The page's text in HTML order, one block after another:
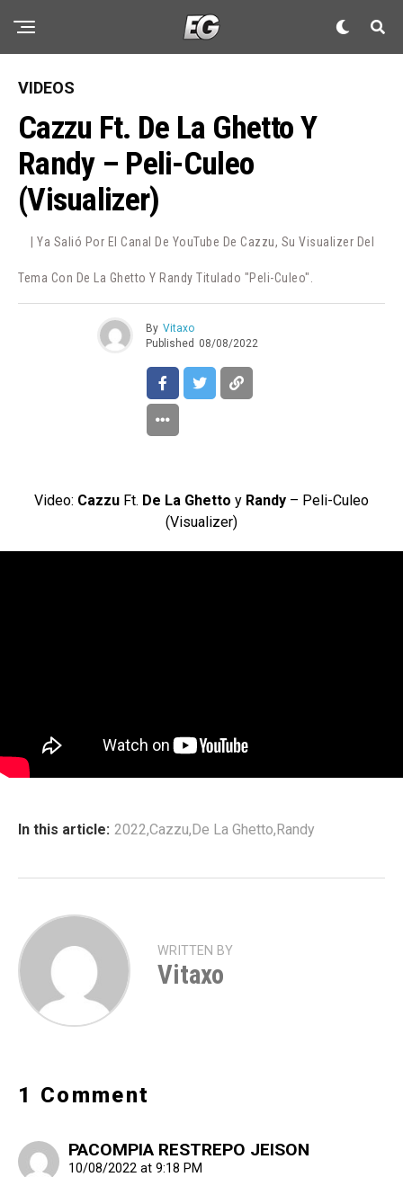
VIDEOS
Cazzu Ft. De La Ghetto Y
Randy – Peli-Culeo
(Visualizer)
| Ya Salió Por El Canal De YouTube De Cazzu, Su Visualizer Del
Tema Con De La Ghetto Y Randy Titulado "Peli-Culeo".
By Vitaxo
Published 08/08/2022
Video: Cazzu Ft. De La Ghetto y Randy – Peli-Culeo
(Visualizer)
In this article: 2022,Cazzu,De La Ghetto,Randy
WRITTEN BY
Vitaxo
1 Comment
PACOMPIA RESTREPO JEISON
10/08/2022 at 9:18 PM